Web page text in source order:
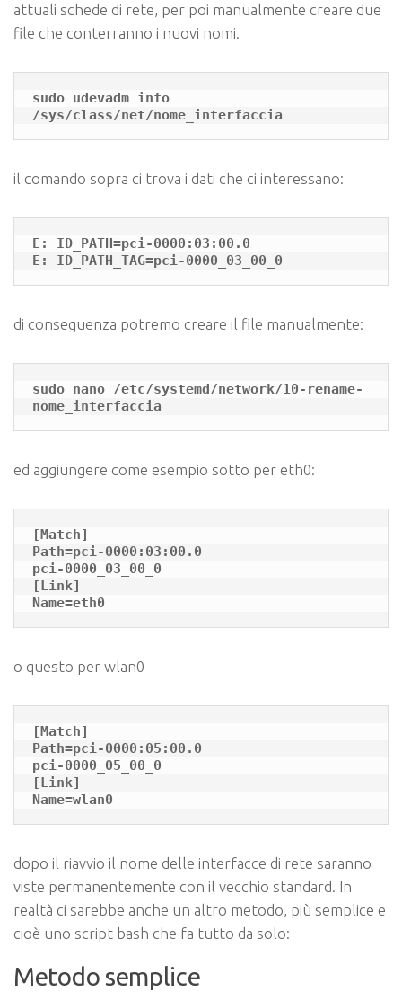
attuali schede di rete, per poi manualmente creare due
file che conterranno i nuovi nomi.
sudo udevadm info
/sys/class/net/nome_interfaccia
il comando sopra ci trova i dati che ci interessano:
E: ID_PATH=pci-0000:03:00.0
E: ID_PATH_TAG=pci-0000_03_00_0
di conseguenza potremo creare il file manualmente:
sudo nano /etc/systemd/network/10-rename-
nome_interfaccia
ed aggiungere come esempio sotto per eth0:
[Match]
Path=pci-0000:03:00.0
pci-0000_03_00_0
[Link]
Name=eth0
o questo per wlan0
[Match]
Path=pci-0000:05:00.0
pci-0000_05_00_0
[Link]
Name=wlan0
dopo il riavvio il nome delle interfacce di rete saranno
viste permanentemente con il vecchio standard. In
realtà ci sarebbe anche un altro metodo, più semplice e
cioè uno script bash che fa tutto da solo:
Metodo semplice